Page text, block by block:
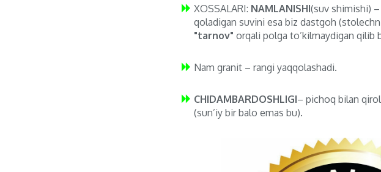
XOSSALARI: NAMLANISHI(suv shimishi)
qoladigan suvini esa biz dastgoh
"tarnov" orqali polga to’kilmaydigan qilib
Nam granit – rangi yaqqolashadi.
CHIDAMBARDOSHLIGI– pichoq bilan
(sun’iy bir balo emas bu).